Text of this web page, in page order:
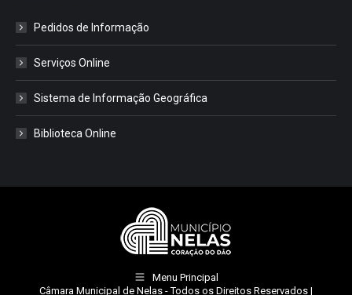
Pedidos de Informação
Serviços Online
Sistema de Informação Geográfica
Biblioteca Online
Menu Principal
Câmara Municipal de Nelas - Todos os Direitos Reservados |